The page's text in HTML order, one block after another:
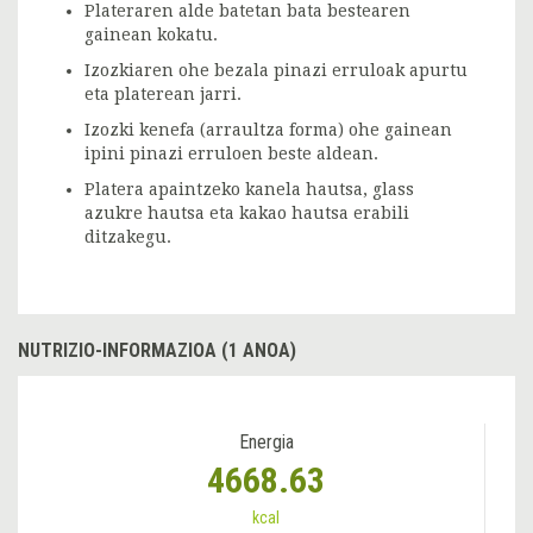
Plateraren alde batetan bata bestearen
gainean kokatu.
Izozkiaren ohe bezala pinazi erruloak apurtu
eta platerean jarri.
Izozki kenefa (arraultza forma) ohe gainean
ipini pinazi erruloen beste aldean.
Platera apaintzeko kanela hautsa, glass
azukre hautsa eta kakao hautsa erabili
ditzakegu.
NUTRIZIO-INFORMAZIOA (1 ANOA)
Energia
4668.63
kcal